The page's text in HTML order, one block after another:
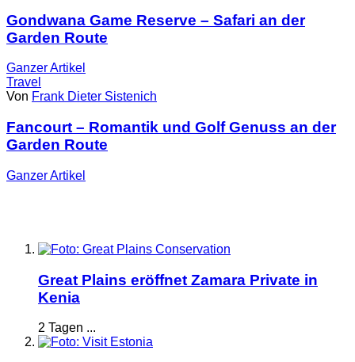
Gondwana Game Reserve – Safari an der
Garden Route
GanzerArtikel
Travel
Von Frank Dieter Sistenich
Fancourt – Romantik und Golf Genuss an der
Garden Route
GanzerArtikel
Great Plains eröffnet Zamara Private in
Kenia
2 Tagen ...